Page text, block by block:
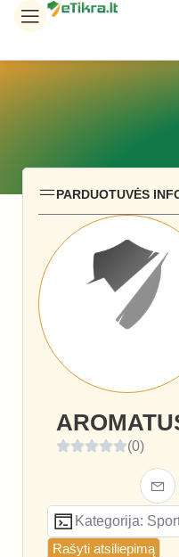
PARDUOTUVĖS
(0)
Kategorija:
Rašyti atsiliepimą